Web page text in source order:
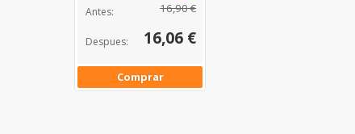
Antes: 16,90 €
Despues: 16,06 €
Comprar